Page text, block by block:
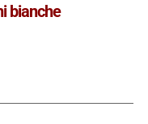
bianche